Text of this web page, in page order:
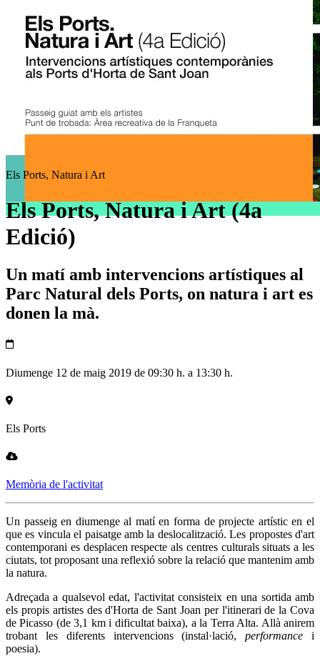
Els Ports, Natura i Art
Els Ports, Natura i Art (4a
Edició)
Un matí amb intervencions artístiques al
Parc Natural dels Ports, on natura i art es
donen la mà.
Diumenge 12 de maig 2019 de 09:30 h. a 13:30 h.
Els Ports
Memòria de l'activitat
Un passeig en diumenge al matí en forma de projecte artístic en el
que es vincula el paisatge amb la deslocalització. Les propostes d'art
contemporani es desplacen respecte als centres culturals situats a les
ciutats, tot proposant una reflexió sobre la relació que mantenim amb
la natura.
Adreçada a qualsevol edat, l'activitat consisteix en una sortida amb
els propis artistes des d'Horta de Sant Joan per l'itinerari de la Cova
de Picasso (de 3,1 km i dificultat baixa), a la Terra Alta. Allà anirem
trobant les diferents intervencions (instal·lació,performance i
poesia).